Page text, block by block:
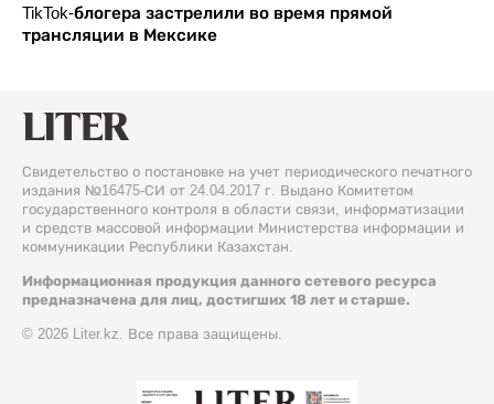
TikTok-блогера застрелили во время прямой
трансляции в Мексике
Свидетельство о постановке на учет периодического печатного
издания №16475-СИ от 24.04.2017 г. Выдано Комитетом
государственного контроля в области связи, информатизации
и средств массовой информации Министерства информации и
коммуникации Республики Казахстан.
Информационная продукция данного сетевого ресурса
предназначена для лиц, достигших 18 лет и старше.
© 2026 Liter.kz. Все права защищены.